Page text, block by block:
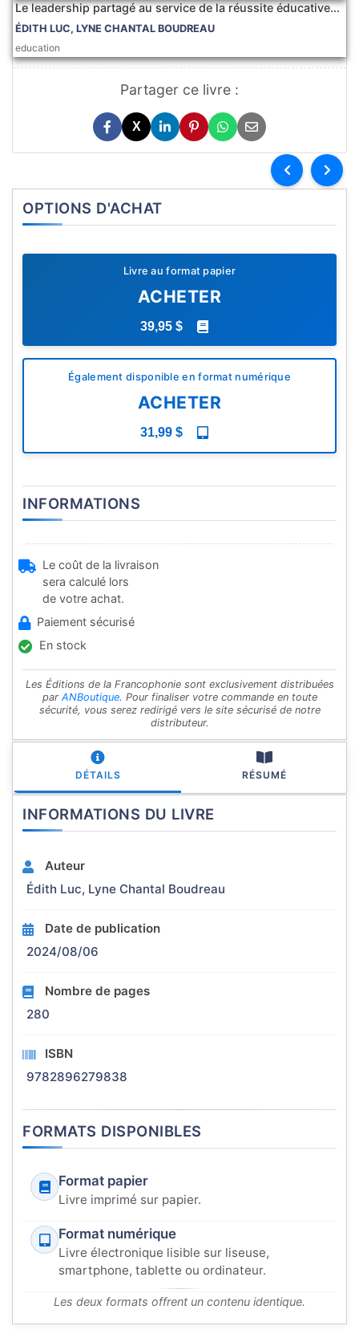
Le leadership partagé au service de la réussite éducative...
ÉDITH LUC, LYNE CHANTAL BOUDREAU
education
Partager ce livre :
X
OPTIONS D'ACHAT
Livre au format papier
ACHETER
39,95 $
Également disponible en format numérique
ACHETER
31,99 $
INFORMATIONS
Le coût de la livraison
sera calculé lors
de votre achat.
Paiement sécurisé
En stock
Les Éditions de la Francophonie sont exclusivement distribuées
par ANBoutique. Pour finaliser votre commande en toute
sécurité, vous serez redirigé vers le site sécurisé de notre
distributeur.
DÉTAILS RÉSUMÉ
INFORMATIONS DU LIVRE
Auteur
Édith Luc, Lyne Chantal Boudreau
Date de publication
2024/08/06
Nombre de pages
280
ISBN
9782896279838
FORMATS DISPONIBLES
Format papier
Livre imprimé sur papier.
Format numérique
Livre électronique lisible sur liseuse,
smartphone, tablette ou ordinateur.
Les deux formats offrent un contenu identique.